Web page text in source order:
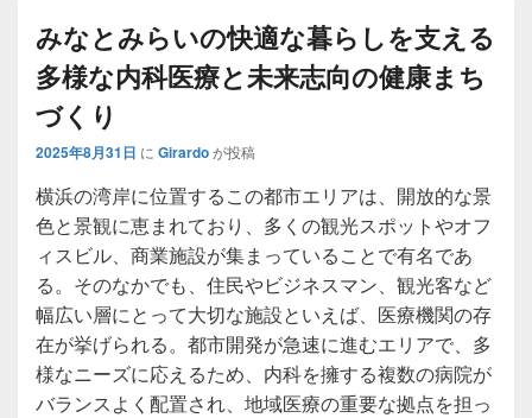
みなとみらいの快適な暮らしを支える
多様な内科医療と未来志向の健康まち
づくり
2025年8月31日 に Girardoが投稿
横浜の湾岸に位置するこの都市エリアは、開放的な景
色と景観に恵まれており、多くの観光スポットやオフ
ィスビル、商業施設が集まっていることで有名であ
る。 そのなかでも、住民やビジネスマン、観光客など
幅広い層にとって大切な施設といえば、医療機関の存
在が挙げられる。都市開発が急速に進むエリアで、多
様なニーズに応えるため、内科を擁する複数の病院が
バランスよく配置され、地域医療の重要な拠点を担っ